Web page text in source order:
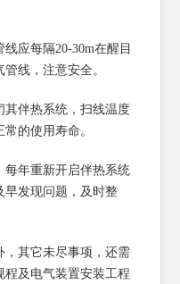
应每隔20-30m在醒目
线，注意安全。
伴热系统，扫线温度
的使用寿命。
年重新开启伴热系统
早发现问题，及时整
其它未尽事项，还需
程及电气装置安装工程